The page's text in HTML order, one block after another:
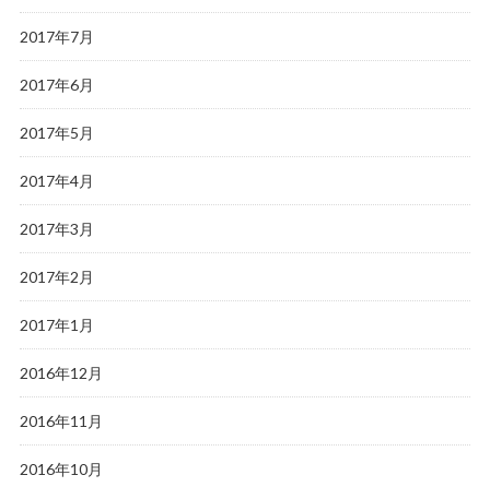
2017年7月
2017年6月
2017年5月
2017年4月
2017年3月
2017年2月
2017年1月
2016年12月
2016年11月
2016年10月